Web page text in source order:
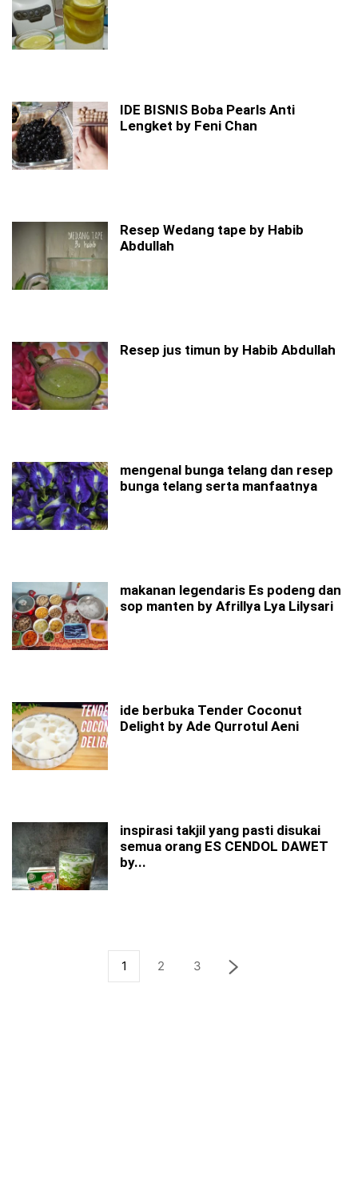
IDE BISNIS Boba Pearls Anti
Lengket by Feni Chan
Resep Wedang tape by Habib
Abdullah
Resep jus timun by Habib Abdullah
mengenal bunga telang dan resep
bunga telang serta manfaatnya
makanan legendaris Es podeng dan
sop manten by Afrillya Lya Lilysari
ide berbuka Tender Coconut
Delight by Ade Qurrotul Aeni
inspirasi takjil yang pasti disukai
semua orang ES CENDOL DAWET
by...
1 2 3